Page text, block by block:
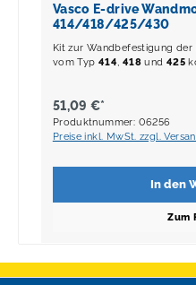
Vasco E-drive
414/418/425/430
Kit zur Wandbefestigung der
vom Typ 414, 418und 425
51,09 €*
Produktnummer: 06256
Preise inkl. MwSt. zzgl.
In den
Zum